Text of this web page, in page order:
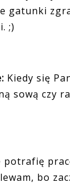
gatunki
;)
Kiedy się
sową czy
potrafię
bo